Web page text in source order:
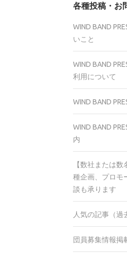
各種投稿・お
WIND BAND
いこと
WIND BAND
利用について
WIND BAND
WIND BAND
内
【数社または
種企画、プロモ
談も承ります
人気の記事（過
団員募集情報掲